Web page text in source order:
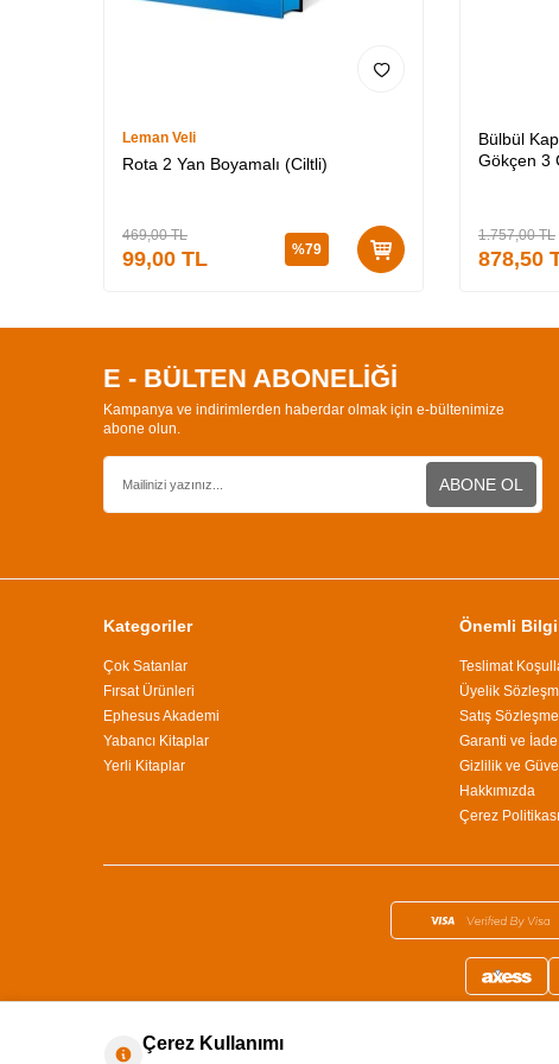
Leman Veli
Rota 2 Yan Boyamalı (Ciltli)
469,00TL
99,00 TL %79
Bülbül
Gökçen 3
1.757,00TL
878,50
E - BÜLTEN ABONELİĞİ
Kampanya ve indirimlerden haberdar olmak için e-bültenimize
abone olun.
ABONE OL
Kategoriler
Çok Satanlar
Fırsat Ürünleri
Ephesus Akademi
Yabancı Kitaplar
Yerli Kitaplar
Önemli
Teslimat
Üyelik
Satış
Garanti ve
Gizlilik ve
Hakkımızda
Çerez Politikası
Çerez Kullanımı